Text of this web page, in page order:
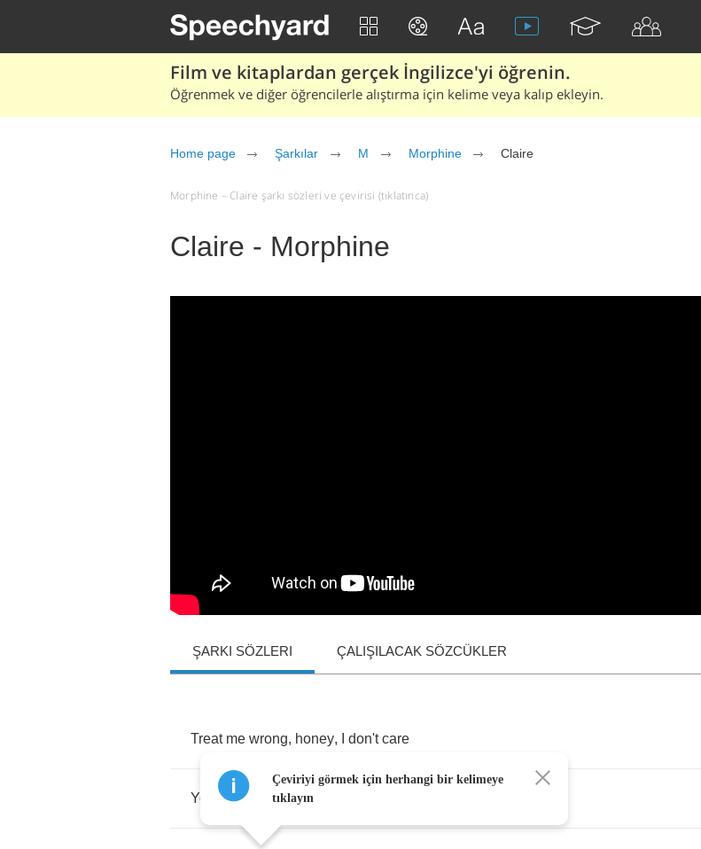
Film ve kitaplardan gerçek İngilizce'yi öğrenin.
Öğrenmek ve diğer öğrencilerle alıştırma için kelime veya kalıp ekleyin.
Home page Şarkılar M Morphine Claire
Morphine – Claire şarkı sözleri ve çevirisi (tıklatınca)
Claire - Morphine
ŞARKI SÖZLERI ÇALIŞILACAK SÖZCÜKLER
Treat me wrong, honey, don't care
You never liked me
Çeviriyi görmek için herhangi bir kelimeye
tıklayın